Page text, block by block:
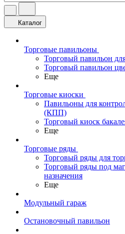
Каталог
Торговые павильоны
Торговый павильон
Торговый павильон
Еще
Торговые киоски
Павильоны для
(КПП)
Торговый киоск
Еще
Торговые ряды
Торговый ряды для
Торговый ряды под
назначения
Еще
Модульный гараж
Остановочный павильон